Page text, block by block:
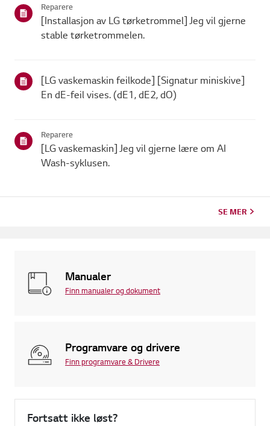
Reparere
[Installasjon av LG tørketrommel] Jeg vil gjerne
stable tørketrommelen.
[LG vaskemaskin feilkode] [Signatur miniskive]
En dE-feil vises. (dE1, dE2, dO)
Reparere
[LG vaskemaskin] Jeg vil gjerne lære om AI
Wash-syklusen.
SE MER
Manualer
Finn manualer og dokument
Programvare og drivere
Finn programvare & Drivere
Fortsatt ikke løst?